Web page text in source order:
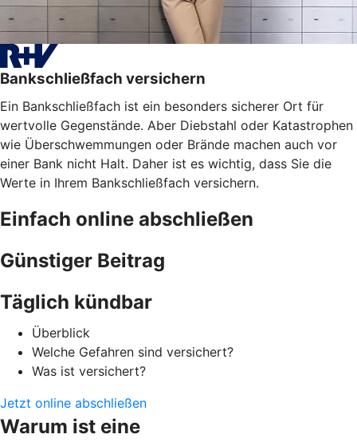
Bankschließfach versichern
Ein Bankschließfach ist ein besonders sicherer Ort für
wertvolle Gegenstände. Aber Diebstahl oder Katastrophen
wie Überschwemmungen oder Brände machen auch vor
einer Bank nicht Halt. Daher ist es wichtig, dass Sie die
Werte in Ihrem Bankschließfach versichern.
Einfach online abschließen
Günstiger Beitrag
Täglich kündbar
Überblick
Welche Gefahren sind versichert?
Was ist versichert?
Jetzt online abschließen
Warum ist eine